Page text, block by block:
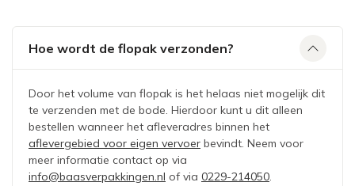
Hoe wordt de flopak verzonden?
Door het volume van flopak is het helaas niet mogelijk dit
te verzenden met de bode. Hierdoor kunt u dit alleen
bestellen wanneer het afleveradres binnen het
aflevergebied voor eigen vervoer bevindt. Neem voor
meer informatie contact op via
info@baasverpakkingen.nl of via 0229-214050.